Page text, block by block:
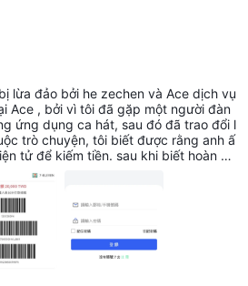
lừa đảo bởi he zechen và Ace dịch vụ
Ace , bởi vì tôi đã gặp một người đàn
ứng dụng ca hát, sau đó đã trao đổi l
trò chuyện, tôi biết được rằng anh ấ
tử để kiếm tiền. sau khi biết hoàn cả
rằng có thể rủ tôi cùng kiếm tiền. sau
10.000 đô la Đài Loan trước, sau đó y
động mới do nền tảng này đưa ra g
kiếm được nhiều tiền hơn bằng cách đ
vay ngân hàng 280.000 Đài tệ để đầ
cũng đã tiếp xúc với dịch vụ khách
vậy tôi đã truy cập internet để kiểm tr